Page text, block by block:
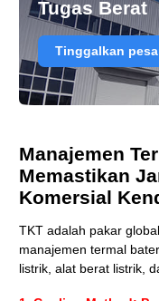
Tugas Berat
Tinggalkan
Manajemen
Memastikan
Komersial
TKT adalah pakar
manajemen termal
listrik, alat berat listrik,